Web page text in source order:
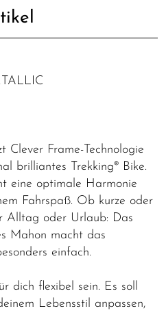
Clever Frame-Technologie
brilliantes Trekking® Bike.
eine optimale Harmonie
Fahrspaß. Ob kurze oder
Alltag oder Urlaub: Das
Mahon macht das
einfach.
dich flexibel sein. Es soll
Lebensstil anpassen,